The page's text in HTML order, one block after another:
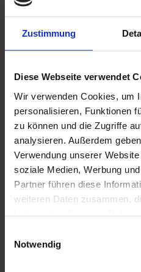
Zustimmung
Diese Webseite verwendet
Wir verwenden Cookies, um
personalisieren, Funktionen
zu können und die Zugriffe
analysieren. Außerdem
Verwendung unserer
soziale Medien, Werbung
Partner führen diese
weiteren Daten zusammen,
Notwendig
Suche
SCHÖN&GUT